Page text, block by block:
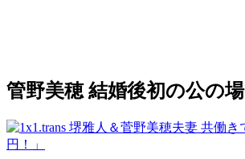
管野美穂 結婚後初の公の場